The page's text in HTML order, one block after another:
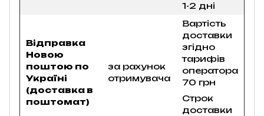
1-2 дні
Відправка
Новою
поштою по
Україні
(доставка в
поштомат)
за рахунок
отримувача
Вартість
доставки
згідно
тарифів
оператора
70 грн
Строк
доставки